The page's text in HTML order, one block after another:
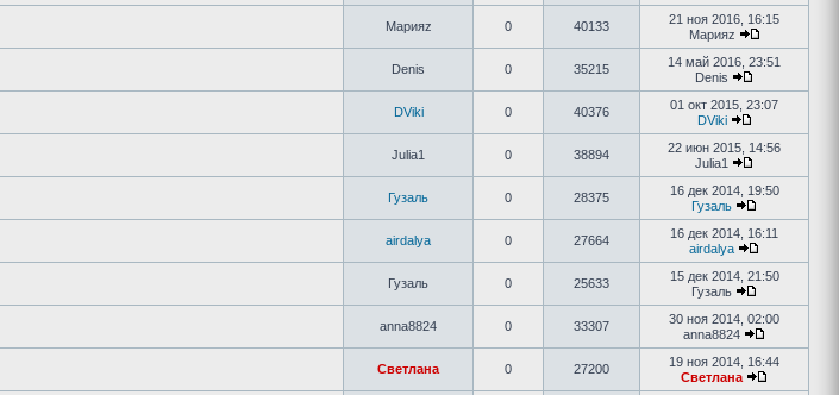
Марияz 0 40133
21 ноя 2016, 16:15
Марияz
Denis 0 35215
14 май 2016, 23:51
Denis
DViki 0 40376
01 окт 2015, 23:07
DViki
Julia1 0 38894
22 июн 2015, 14:56
Julia1
Гузаль 0 28375
16 дек 2014, 19:50
Гузаль
airdalya 0 27664
16 дек 2014, 16:11
airdalya
Гузаль 0 25633
15 дек 2014, 21:50
Гузаль
anna8824 0 33307
30 ноя 2014, 02:00
anna8824
Светлана 0 27200
19 ноя 2014, 16:44
Светлана